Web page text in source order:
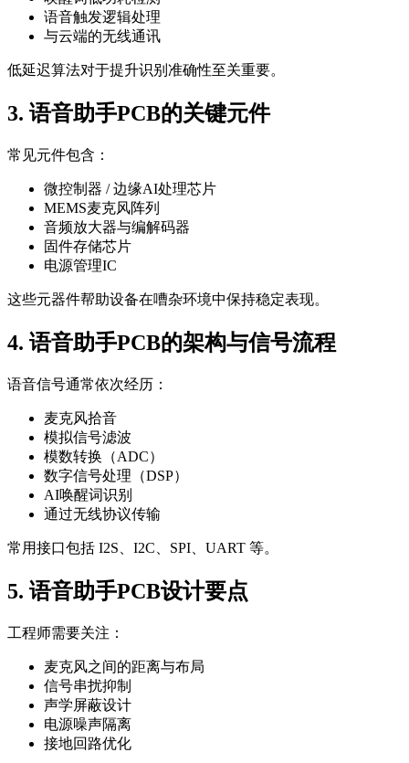
语音触发逻辑处理
与云端的无线通讯
低延迟算法对于提升识别准确性至关重要。
3. 语音助手PCB的关键元件
常见元件包含：
微控制器 / 边缘AI处理芯片
MEMS麦克风阵列
音频放大器与编解码器
固件存储芯片
电源管理IC
这些元器件帮助设备在嘈杂环境中保持稳定表现。
4. 语音助手PCB的架构与信号流程
语音信号通常依次经历：
麦克风拾音
模拟信号滤波
模数转换（ADC）
数字信号处理（DSP）
AI唤醒词识别
通过无线协议传输
常用接口包括 I2S、I2C、SPI、UART 等。
5. 语音助手PCB设计要点
工程师需要关注：
麦克风之间的距离与布局
信号串扰抑制
声学屏蔽设计
电源噪声隔离
接地回路优化